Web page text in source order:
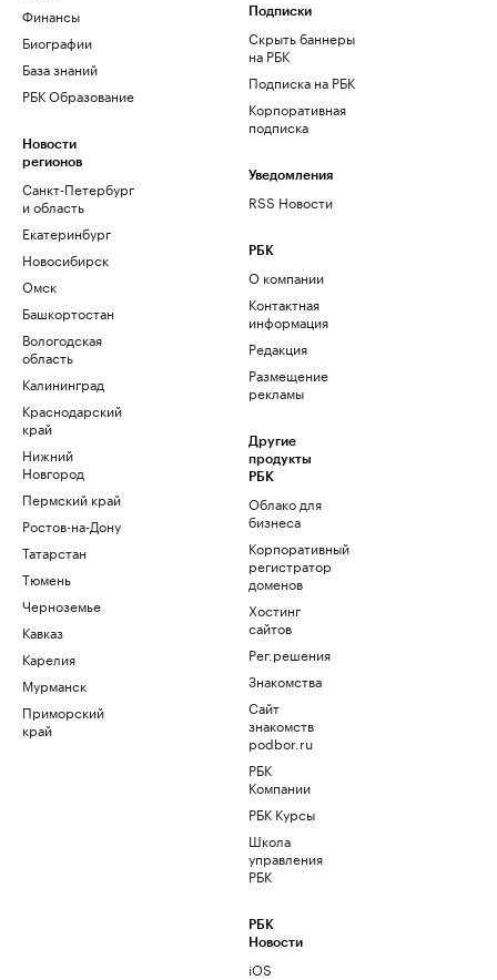
Финансы
Биографии
База знаний
РБК Образование
Новости
регионов
Санкт-Петербург
и область
Екатеринбург
Новосибирск
Омск
Башкортостан
Вологодская
область
Калининград
Краснодарский
край
Нижний
Новгород
Пермский край
Ростов-на-Дону
Татарстан
Тюмень
Черноземье
Кавказ
Карелия
Мурманск
Приморский
край
Подписки
Скрыть баннеры
на РБК
Подписка на РБК
Корпоративная
подписка
Уведомления
RSS Новости
РБК
О компании
Контактная
информация
Редакция
Размещение
рекламы
Другие
продукты
РБК
Облако для
бизнеса
Корпоративный
регистратор
доменов
Хостинг
сайтов
Рег.решения
Знакомства
Сайт
знакомств
podbor.ru
РБК
Компании
РБК Курсы
Школа
управления
РБК
РБК
Новости
iOS